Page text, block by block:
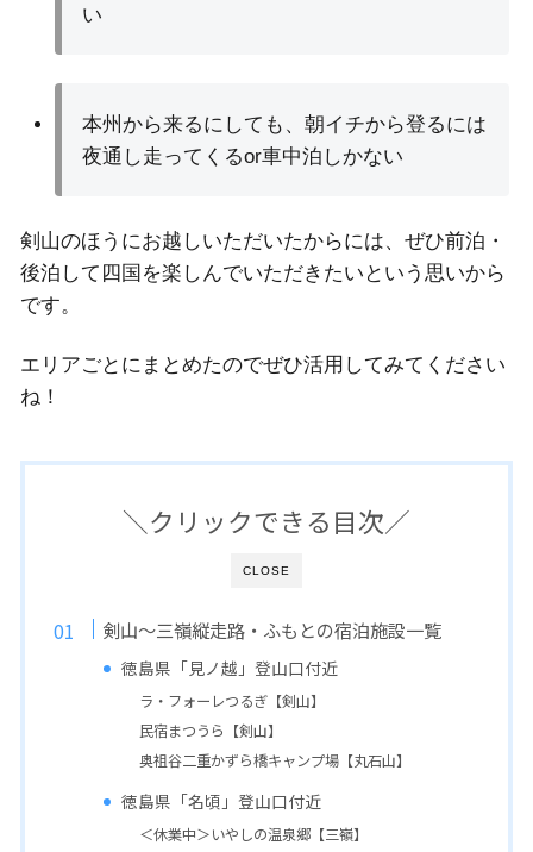
い
本州から来るにしても、朝イチから登るには
夜通し走ってくるor車中泊しかない
剣山のほうにお越しいただいたからには、ぜひ前泊・
後泊して四国を楽しんでいただきたいという思いから
です。
エリアごとにまとめたのでぜひ活用してみてください
ね！
CLOSE
＼クリックできる目次／
剣山～三嶺縦走路・ふもとの宿泊施設一覧
徳島県「見ノ越」登山口付近
ラ・フォーレつるぎ【剣山】
民宿まつうら【剣山】
奥祖谷二重かずら橋キャンプ場【丸石山】
徳島県「名頃」登山口付近
＜休業中＞いやしの温泉郷【三嶺】